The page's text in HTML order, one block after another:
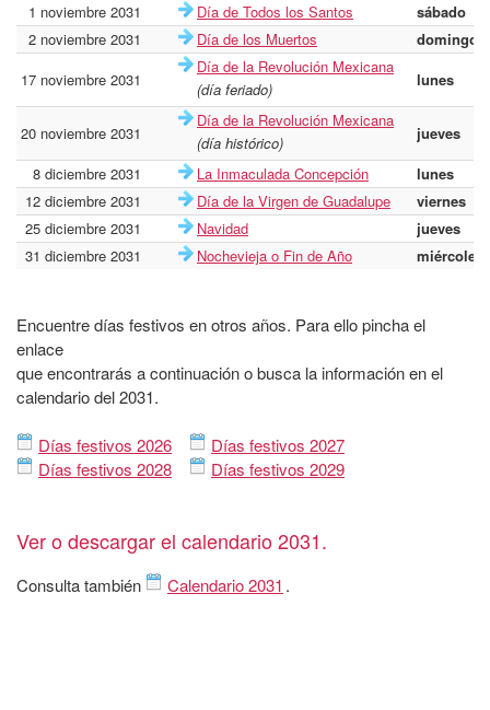
1 noviembre 2031
Día de Todos los Santos
sábado
2 noviembre 2031
Día de los Muertos
domingo
17 noviembre 2031
Día de la Revolución Mexicana
(día feriado)
lunes
20 noviembre 2031
Día de la Revolución Mexicana
(día histórico)
jueves
8 diciembre 2031
La Inmaculada Concepción
lunes
12 diciembre 2031
Día de la Virgen de Guadalupe
viernes
25 diciembre 2031
Navidad
jueves
31 diciembre 2031
Nochevieja o Fin de Año miércoles
Encuentre días festivos en otros años. Para ello pincha el
enlace
que encontrarás a continuación o busca la información en el
calendario del 2031.
Días festivos 2026
Días festivos 2027
Días festivos 2028
Días festivos 2029
Ver o descargar el calendario 2031.
Consulta también Calendario 2031 .